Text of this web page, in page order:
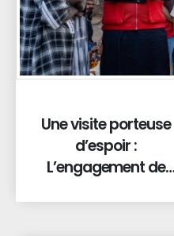
Une visite porteuse
d’espoir :
L’engagement de